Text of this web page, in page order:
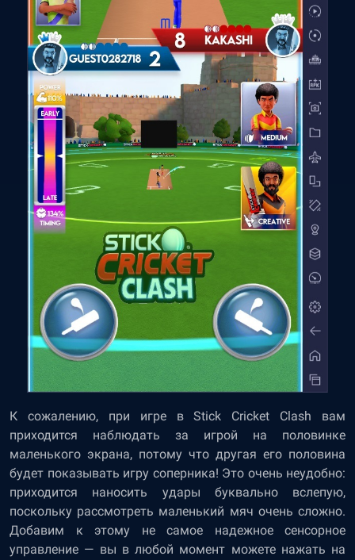
К сожалению, при игре в Stick Cricket Clash вам
приходится наблюдать за игрой на половинке
маленького экрана, потому что другая его половина
будет показывать игру соперника! Это очень неудобно:
приходится наносить удары буквально вслепую,
поскольку рассмотреть маленький мяч очень сложно.
Добавим к этому не самое надежное сенсорное
управление — вы в любой момент можете нажать на